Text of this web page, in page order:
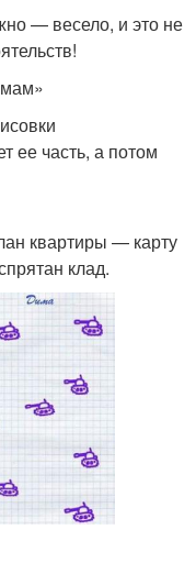
— весело, и это не
ее часть, а потом
квартиры — карту
клад.